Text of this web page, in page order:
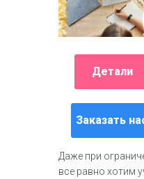
Детали
Заказать
Даже при
все равно хотим